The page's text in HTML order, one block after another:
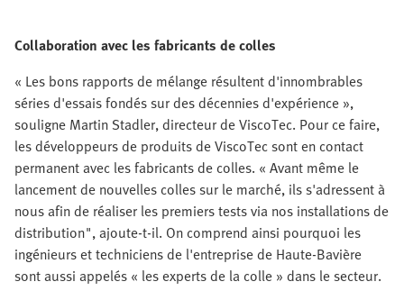
Collaboration avec les fabricants de colles
« Les bons rapports de mélange résultent d'innombrables
séries d'essais fondés sur des décennies d'expérience »,
souligne Martin Stadler, directeur de ViscoTec. Pour ce faire,
les développeurs de produits de ViscoTec sont en contact
permanent avec les fabricants de colles. « Avant même le
lancement de nouvelles colles sur le marché, ils s'adressent à
nous afin de réaliser les premiers tests via nos installations de
distribution", ajoute-t-il. On comprend ainsi pourquoi les
ingénieurs et techniciens de l'entreprise de Haute-Bavière
sont aussi appelés « les experts de la colle » dans le secteur.